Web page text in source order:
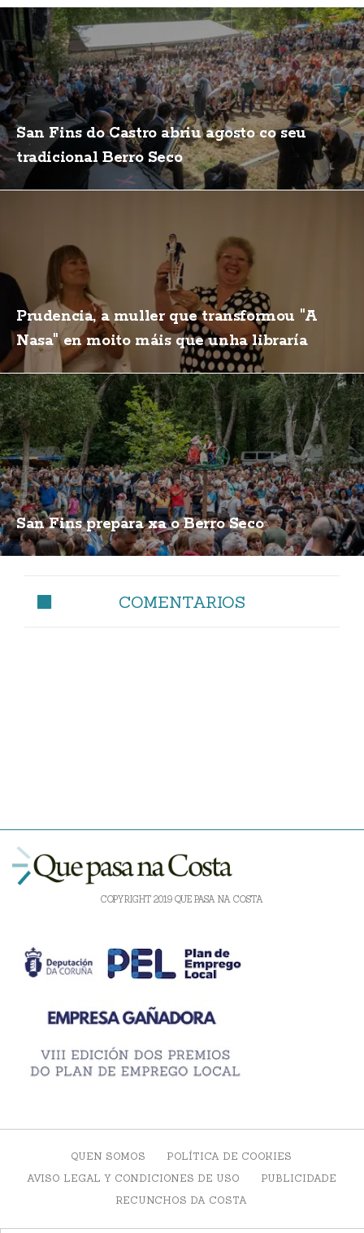
San Fins do Castro abriu agosto co seu
tradicional Berro Seco
Prudencia, a muller que transformou "A
Nasa" en moito máis que unha libraría
San Fins prepara xa o Berro Seco
COMENTARIOS
COPYRIGHT 2019 QUE PASA NA COSTA
QUEN SOMOS
POLÍTICA DE COOKIES
AVISO LEGAL Y CONDICIONES DE USO
PUBLICIDADE
RECUNCHOS DA COSTA